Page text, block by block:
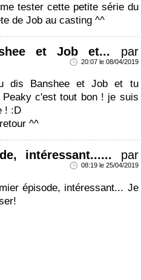
tester cette petite série du
de Job au casting ^^
et Job et... par
20:07 le 08/04/2019
dis Banshee et Job et tu
Peaky c'est tout bon ! je suis
! :D
^^
intéressant...... par
08:19 le 25/04/2019
épisode, intéressant... Je